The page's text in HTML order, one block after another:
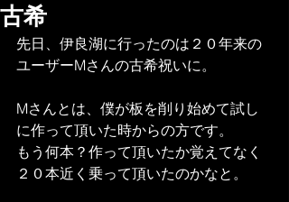
古希
先日、伊良湖に行ったのは２０年来の
ユーザーMさんの古希祝いに。
Mさんとは、僕が板を削り始めて試し
に作って頂いた時からの方です。
もう何本？作って頂いたか覚えてなく
２０本近く乗って頂いたのかなと。